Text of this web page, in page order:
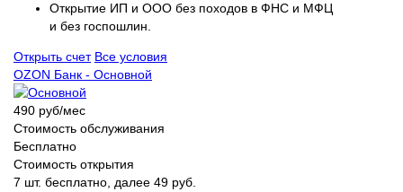
Открытие ИП и ООО без походов в ФНС и МФЦ
и без госпошлин.
Открыть счет Все условия
OZON Банк - Основной
490 руб/мес
Стоимость обслуживания
Бесплатно
Стоимость открытия
7 шт. бесплатно, далее 49 руб.